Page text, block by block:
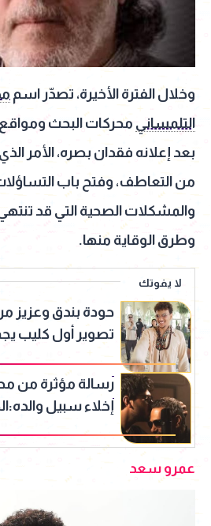
وخلال الفترة الأخيرة، تصدّر اسم
التلمساني محركات البحث ومواقع
بعد إعلانه فقدان بصره، الأمر
من التعاطف، وفتح باب
والمشكلات الصحية التي قد
وطرق الوقاية منها.
لا يفوتك
حودة بندق وعزيز
تصوير أول كليب
رسالة مؤثرة من
إخلاء سبيل
عمرو سعد